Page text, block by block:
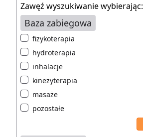
Zawęź wyszukiwanie wybierając:
Baza zabiegowa
fizykoterapia
hydroterapia
inhalacje
kinezyterapia
masaże
pozostałe